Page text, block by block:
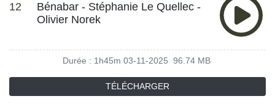
12
Bénabar - Stéphanie Le Quellec -
Olivier Norek
Durée : 1h45m 03-11-2025 96.74 MB
TÉLÉCHARGER